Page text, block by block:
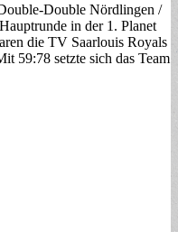
Double Nördlingen /
in der 1. Planet
die TV Saarlouis Royals
59:78 setzte sich das Team